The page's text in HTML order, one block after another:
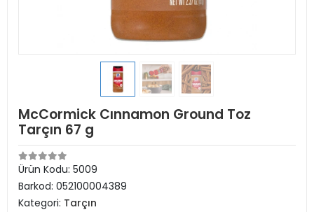
McCormick Cınnamon Ground Toz
Tarçın 67 g
Ürün Kodu: 5009
Barkod: 052100004389
Kategori: Tarçın